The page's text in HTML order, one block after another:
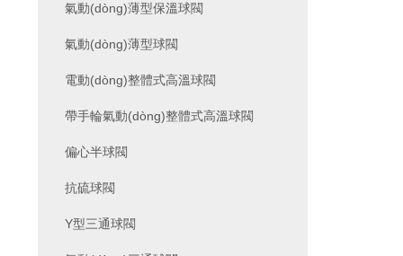
氣動(dòng)薄型保溫球閥
氣動(dòng)薄型球閥
電動(dòng)整體式高溫球閥
帶手輪氣動(dòng)整體式高溫球閥
偏心半球閥
抗硫球閥
Y型三通球閥